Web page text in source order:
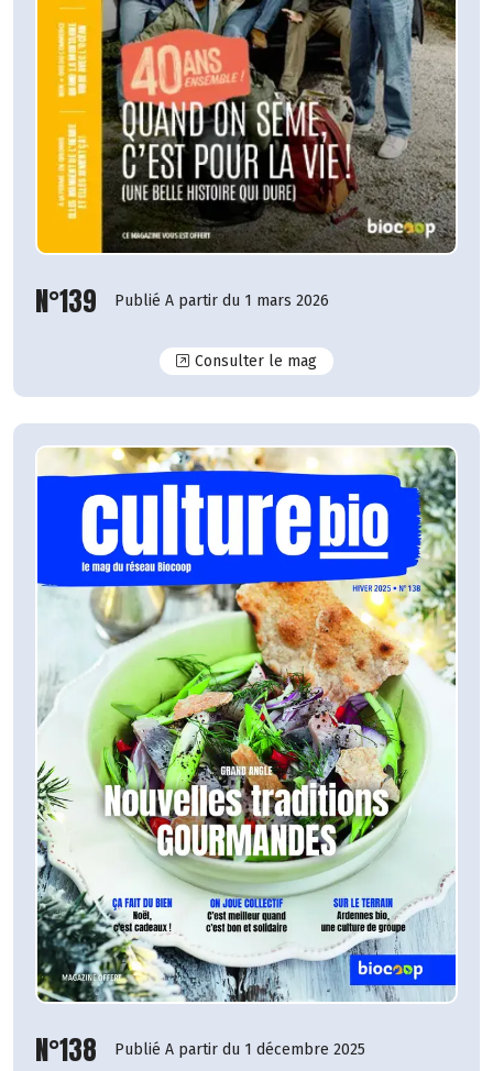
N°139 Publié A partir du 1 mars 2026
Consulter le magN°139
N°138 Publié A partir du 1 décembre 2025